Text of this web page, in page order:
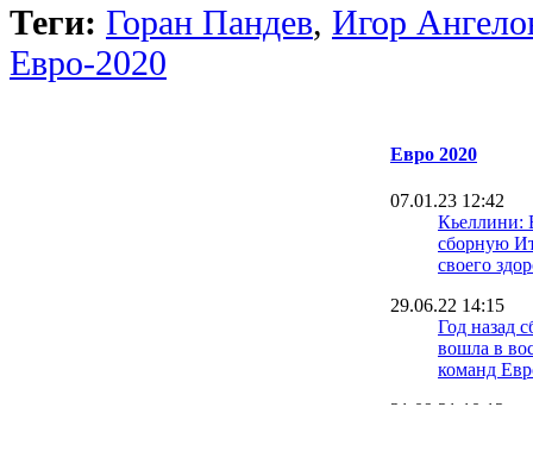
Теги: Горан Пандев, Игор
Евро-2020
Евро 2020
07.01.23 12:42
Кьеллини:
сборную
своего
29.06.22 14:15
Год назад
вошла в
команд
21.09.21 10:12